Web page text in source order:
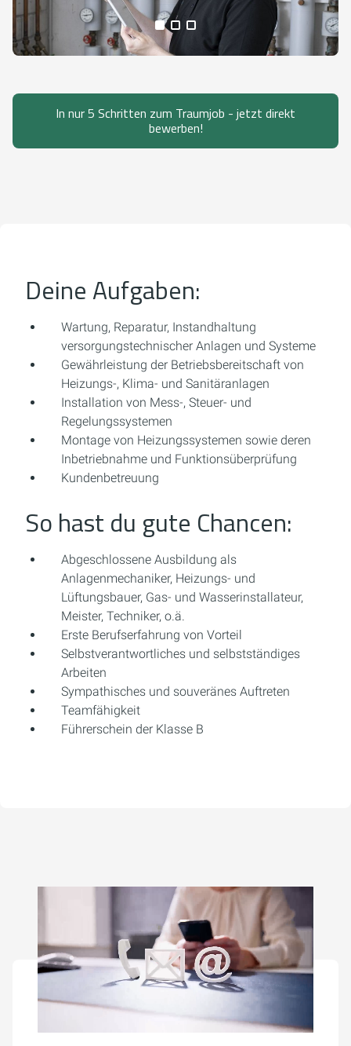
Alle Medien anzeigen
In nur 5 Schritten zum Traumjob - jetzt direkt
bewerben!
Deine Aufgaben:
Wartung, Reparatur, Instandhaltung
versorgungstechnischer Anlagen und Systeme
Gewährleistung der Betriebsbereitschaft von
Heizungs-, Klima- und Sanitäranlagen
Installation von Mess-, Steuer- und
Regelungssystemen
Montage von Heizungssystemen sowie deren
Inbetriebnahme und Funktionsüberprüfung
Kundenbetreuung
So hast du gute Chancen:
Abgeschlossene Ausbildung als
Anlagenmechaniker, Heizungs- und
Lüftungsbauer, Gas- und Wasserinstallateur,
Meister, Techniker, o.ä.
Erste Berufserfahrung von Vorteil
Selbstverantwortliches und selbstständiges
Arbeiten
Sympathisches und souveränes Auftreten
Teamfähigkeit
Führerschein der Klasse B